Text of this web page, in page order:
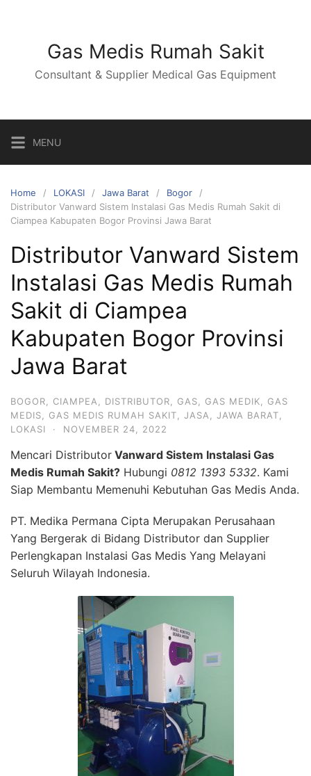
Gas Medis Rumah Sakit
Consultant & Supplier Medical Gas Equipment
MENU
Home LOKASI Jawa Barat
Bogor
Distributor Vanward Sistem Instalasi Gas Medis Rumah Sakit di
Ciampea Kabupaten Bogor Provinsi Jawa Barat
Distributor Vanward Sistem
Instalasi Gas Medis Rumah
Sakit di Ciampea
Kabupaten Bogor Provinsi
Jawa Barat
BOGOR CIAMPEA DISTRIBUTOR GAS GAS MEDIK
GAS
MEDIS
GAS MEDIS RUMAH SAKIT JASA JAWA BARAT
LOKASI
· NOVEMBER 24, 2022
Mencari Distributor Vanward Sistem Instalasi Gas
Medis Rumah Sakit? Hubungi 0812 1393 5332. Kami
Siap Membantu Memenuhi Kebutuhan Gas Medis Anda.
PT. Medika Permana Cipta Merupakan Perusahaan
Yang Bergerak di Bidang Distributor dan Supplier
Perlengkapan Instalasi Gas Medis Yang Melayani
Seluruh Wilayah Indonesia.